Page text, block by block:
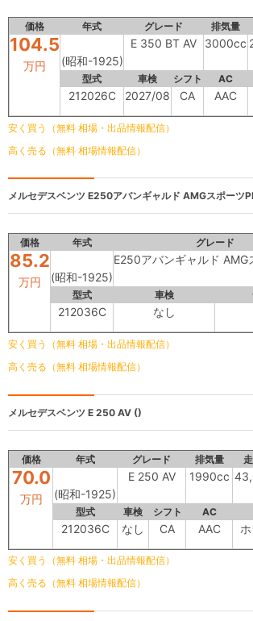
価格 年式 グレード 排気量
104.5
万円 (昭和-1925)
E 350 BT AV 3000cc
型式 車検 シフト AC
212026C 2027/08 CA AAC
安く買う（無料 相場・出品情報配信）
高く売る（無料 相場情報配信）
メルセデスベンツ E250アバンギャルド AMGスポーツ
価格 年式 グレード
85.2
万円 (昭和-1925)
E250アバンギャルド AMG
型式 車検
212036C なし
安く買う（無料 相場・出品情報配信）
高く売る（無料 相場情報配信）
メルセデスベンツ E 250 AV ()
価格 年式 グレード 排気量
70.0
万円 (昭和-1925)
E 250 AV 1990cc
型式 車検 シフト AC
212036C なし CA AAC
安く買う（無料 相場・出品情報配信）
高く売る（無料 相場情報配信）